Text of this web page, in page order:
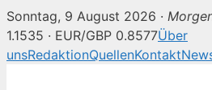
Sonntag, 9 August 2026 ·
1.1535 · EUR/GBP 0.8577Über
unsRedaktionQuellenKontakt